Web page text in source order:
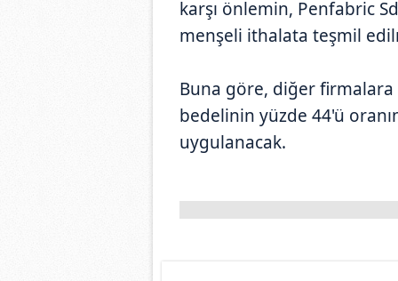
karşı önlemin, Penfabric
menşeli ithalata teşmil
Buna göre, diğer firmalara
bedelinin yüzde 44'ü
uygulanacak.